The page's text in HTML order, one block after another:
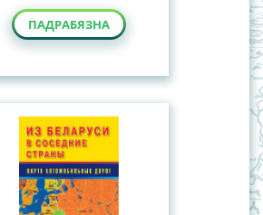
ПАДРАБЯЗНА